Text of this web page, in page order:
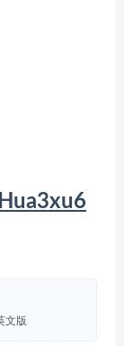
文版